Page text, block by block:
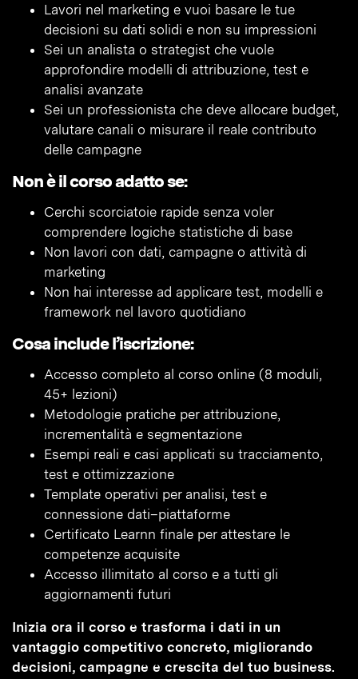
Lavori nel marketing e vuoi basare le tue
decisioni su dati solidi e non su impressioni
Sei un analista o strategist che vuole
approfondire modelli di attribuzione, test e
analisi avanzate
Sei un professionista che deve allocare budget,
valutare canali o misurare il reale contributo
delle campagne
Non è il corso adatto se:
Cerchi scorciatoie rapide senza voler
comprendere logiche statistiche di base
Non lavori con dati, campagne o attività di
marketing
Non hai interesse ad applicare test, modelli e
framework nel lavoro quotidiano
Cosa include l’iscrizione:
Accesso completo al corso online (8 moduli,
45+ lezioni)
Metodologie pratiche per attribuzione,
incrementalità e segmentazione
Esempi reali e casi applicati su tracciamento,
test e ottimizzazione
Template operativi per analisi, test e
connessione dati–piattaforme
Certificato Learnn finale per attestare le
competenze acquisite
Accesso illimitato al corso e a tutti gli
aggiornamenti futuri
Inizia ora il corso e trasforma i dati in un
vantaggio competitivo concreto, migliorando
decisioni, campagne e crescita del tuo business.